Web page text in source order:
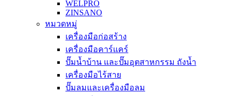
WELPRO
ZINSANO
หมวดหมู่
เครื่องมือก่อสร้าง
เครื่องมือคาร์แคร์
ปั๊มน้ำบ้าน และปั๊มอุตสาหกรรม ถังน้ำ
เครื่องมือไร้สาย
ปั๊มลมและเครื่องมือลม